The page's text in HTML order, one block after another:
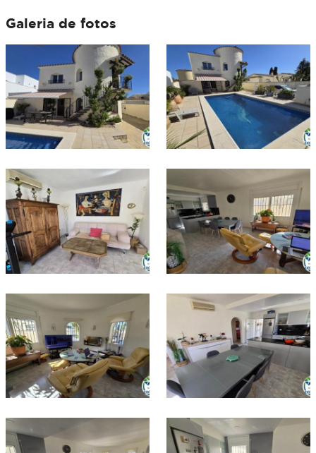
Galeria de fotos